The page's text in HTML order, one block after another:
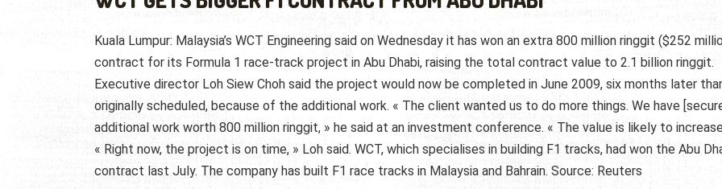
Kuala Lumpur: Malaysia’s WCT Engineering said on Wednesday it has won an extra 800 million ringgit ($252
contract for its Formula 1 race-track project in Abu Dhabi, raising the total contract value to 2.1 billion ringgit.
Executive director Loh Siew Choh said the project would now be completed in June 2009, six months later
originally scheduled, because of the additional work. « The client wanted us to do more things. We have
additional work worth 800 million ringgit, » he said at an investment conference. « The value is likely to
« Right now, the project is on time, » Loh said. WCT, which specialises in building F1 tracks, had won the Abu
contract last July. The company has built F1 race tracks in Malaysia and Bahrain. Source: Reuters